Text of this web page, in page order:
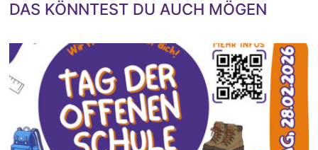
DAS KÖNNTEST DU AUCH MÖGEN